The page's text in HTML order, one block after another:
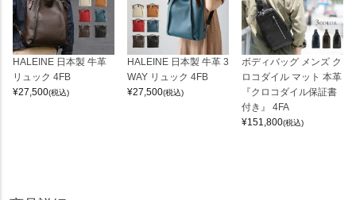
HALEINE 日本製 牛革
リュック 4FB
¥27,500(税込)
HALEINE 日本製 牛革 3
WAY リュック 4FB
¥27,500(税込)
ボディバッグ メンズ ク
ロコダイル マット 本革
『クロコダイル保証書
付き』 4FA
¥151,800(税込)